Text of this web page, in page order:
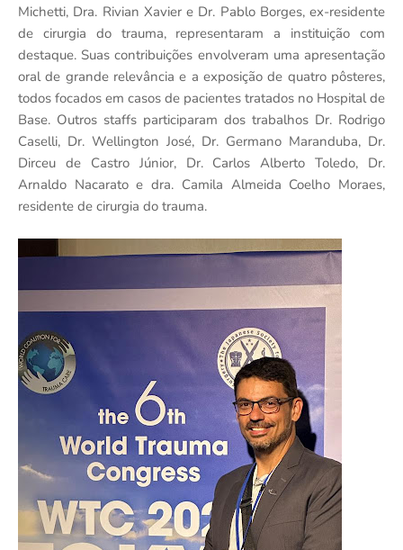
Michetti, Dra. Rivian Xavier e Dr. Pablo Borges, ex-residente
de cirurgia do trauma, representaram a instituição com
destaque. Suas contribuições envolveram uma apresentação
oral de grande relevância e a exposição de quatro pôsteres,
todos focados em casos de pacientes tratados no Hospital de
Base. Outros staffs participaram dos trabalhos Dr. Rodrigo
Caselli, Dr. Wellington José, Dr. Germano Maranduba, Dr.
Dirceu de Castro Júnior, Dr. Carlos Alberto Toledo, Dr.
Arnaldo Nacarato e dra. Camila Almeida Coelho Moraes,
residente de cirurgia do trauma.